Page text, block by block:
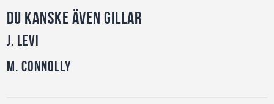
Du kanske även gillar
J. Levi
M. Connolly